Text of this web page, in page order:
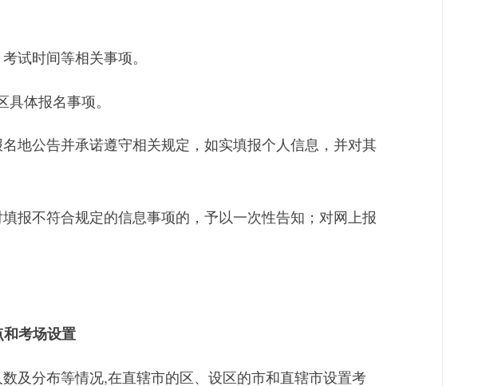
试时间等相关事项。
体报名事项。
地公告并承诺遵守相关规定，如实填报个人信息，并对其
报不符合规定的信息事项的，予以一次性告知；对网上报
考场设置
及分布等情况,在直辖市的区、设区的市和直辖市设置考